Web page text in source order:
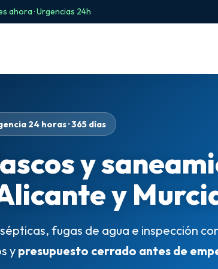
ahora · Urgencias 24h
24 horas · 365 días
y
y
fugas de agua e inspección
ypresupuesto cerrado antes de